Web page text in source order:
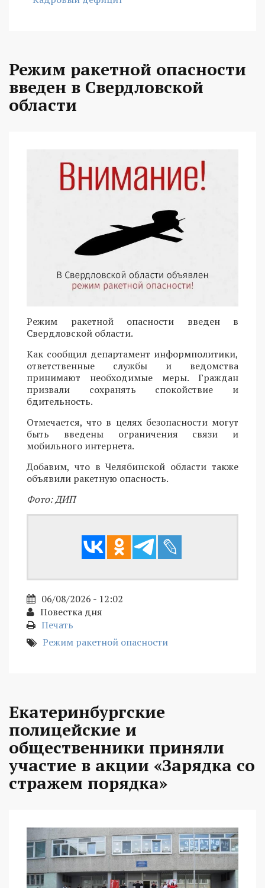
Режим ракетной опасности
введен в Свердловской
области
Режим ракетной опасности введен в
Свердловской области.
Как сообщил департамент информполитики,
ответственные службы и ведомства
принимают необходимые меры. Граждан
призвали сохранять спокойствие и
бдительность.
Отмечается, что в целях безопасности могут
быть введены ограничения связи и
мобильного интернета.
Добавим, что в Челябинской области также
объявили ракетную опасность.
Фото: ДИП
06/08/2026 - 12:02
Повестка дня
Печать
Режим ракетной опасности
Екатеринбургские
полицейские и
общественники приняли
участие в акции «Зарядка со
стражем порядка»